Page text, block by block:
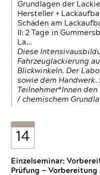
Grundlagen der
Hersteller +
Schäden am
II: 2 Tage in
La…
Diese
Fahrzeuglackierung
Blickwinkeln. Der
sowie dem
Teilnehmer*Innen
/ chemischem
14
Einzelseminar:
Prüfung —